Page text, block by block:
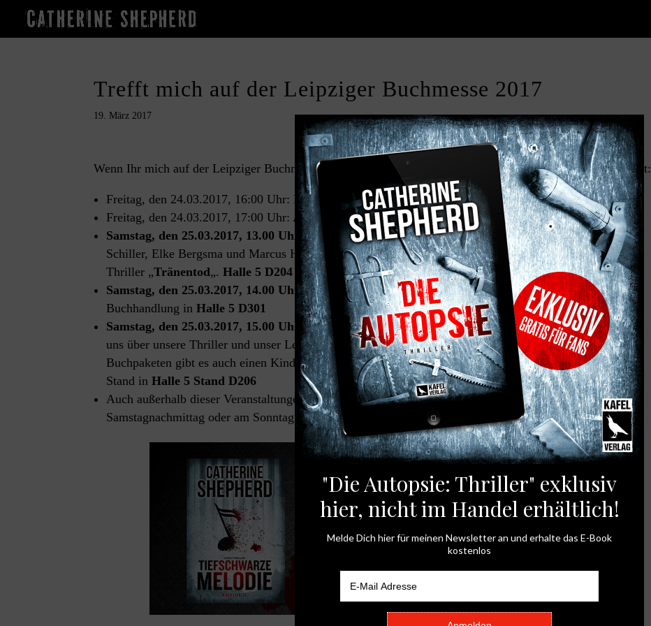
Trefft mich auf der Leipziger Buchmesse 2017
19. März 2017
Wenn Ihr mich auf der Leipziger Buchmesse treffen wollt, habt Ihr z.B. bei folgenden Terminen Gelegenheit:
Freitag, den 24.03.2017, 16:00 Uhr: Bloggertreffen inHalle 5 D204
Freitag, den 24.03.2017, 17:00 Uhr: Autorengespräch bei Amazon inHalle 5 D206
Samstag, den 25.03.2017, 13.00 Uhr : Lesung zusammen mit meinen Lieblingsautorenkollegen B.C.
Schiller, Elke Bergsma und Marcus Hünnebeck. Ich lese übrigens aus dem noch unveröffentlichten Zons-
Thriller „Tränentod„.Halle 5 D204
Samstag, den 25.03.2017, 14.00 Uhr:Meet & Greet bei Tolino, unterstützt von der Mayerschen
Buchhandlung inHalle 5 D301
Samstag, den 25.03.2017, 15.00 Uhr : „Meet the thrill“ mit Elke Bergsma und Roxann Hill. Plaudert mit
uns über unsere Thriller und unser Leben… Außerdem veranstalten wir ein tolles Gewinnspiel. Neben 5
Buchpaketen gibt es auch einen Kindle Fire zu gewinnen. Ihr findet uns gegenüber dem Amazon KDP
Stand inHalle 5 Stand D206
Auch außerhalb dieser Veranstaltungen habt Ihr gute Chancen mich am Freitagnachmittag,
Samstagnachmittag oder am Sonntag auf dem Stand der Lieblingsautoren in
Halle 5 D204anzutreffen.